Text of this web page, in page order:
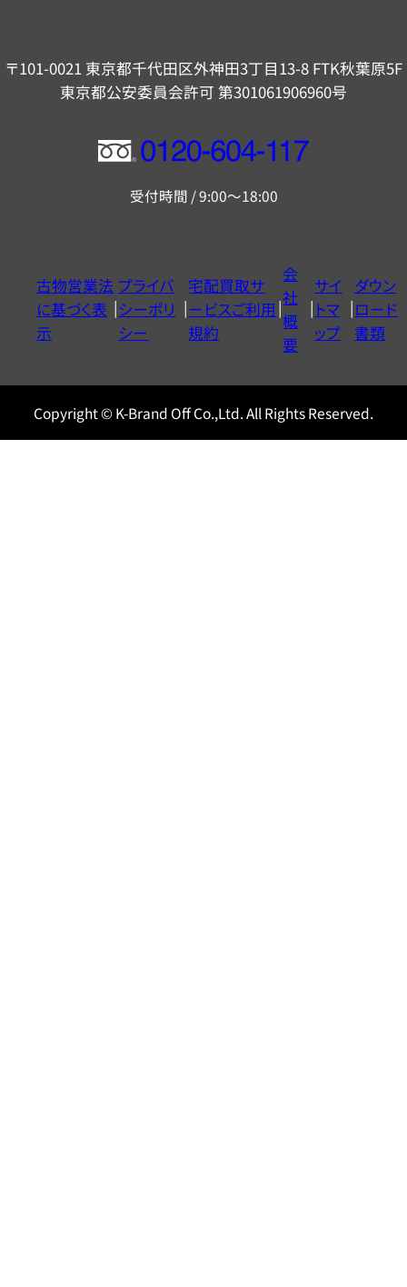
〒101-0021 東京都千代田区外神田3丁目13-8 FTK秋葉原5F
東京都公安委員会許可 第301061906960号
フ
ー
ヤ
ル
0120604117
受付時間 / 9:00～18:00
古物営業法
に基づく表
示
プライバ
シーポリ
シー
宅配買取サ
ービスご利用
規約
会
社
概
要
サイ
トマ
ップ
ダウン
ロード
書類
Copyright © K-Brand Off Co.,Ltd. All Rights Reserved.